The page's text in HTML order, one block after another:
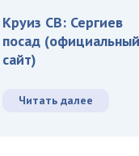
Круиз СВ: Сергиев
посад
сайт)
Читать далее